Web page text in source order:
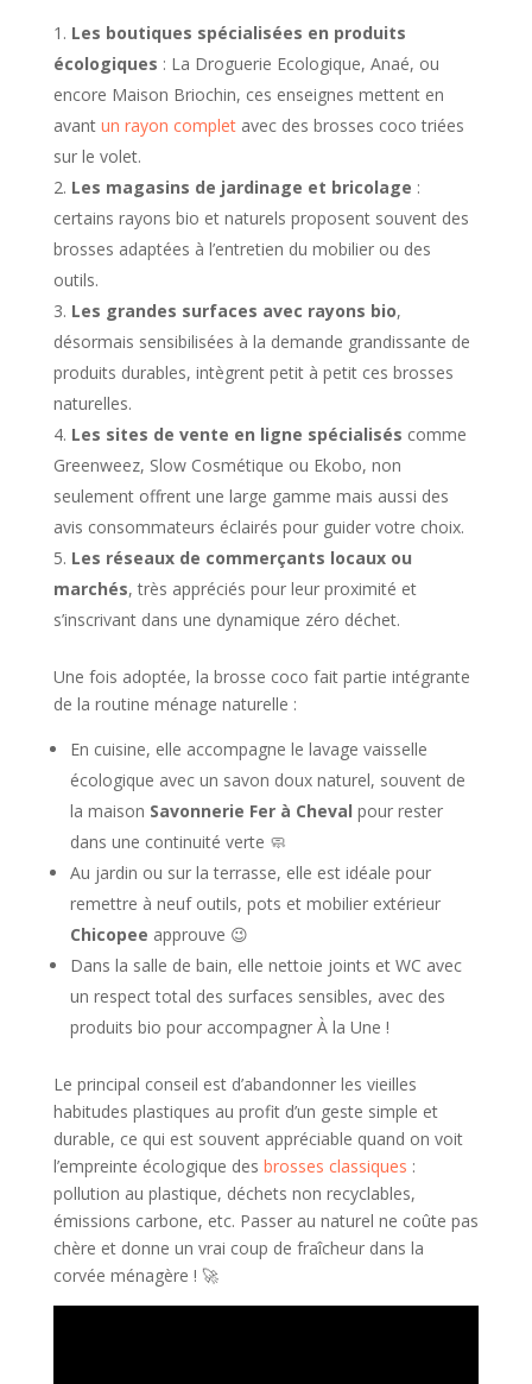
Les boutiques spécialisées en produits
écologiques : La Droguerie Ecologique, Anaé, ou
encore Maison Briochin, ces enseignes mettent en
avant un rayon complet avec des brosses coco triées
sur le volet.
Les magasins de jardinage et bricolage :
certains rayons bio et naturels proposent souvent des
brosses adaptées à l’entretien du mobilier ou des
outils.
Les grandes surfaces avec rayons bio,
désormais sensibilisées à la demande grandissante de
produits durables, intègrent petit à petit ces brosses
naturelles.
Les sites de vente en ligne spécialisés comme
Greenweez, Slow Cosmétique ou Ekobo, non
seulement offrent une large gamme mais aussi des
avis consommateurs éclairés pour guider votre choix.
Les réseaux de commerçants locaux ou
marchés, très appréciés pour leur proximité et
s’inscrivant dans une dynamique zéro déchet.
Une fois adoptée, la brosse coco fait partie intégrante
de la routine ménage naturelle :
En cuisine, elle accompagne le lavage vaisselle
écologique avec un savon doux naturel, souvent de
la maison Savonnerie Fer à Cheval pour rester
dans une continuité verte 🧼
Au jardin ou sur la terrasse, elle est idéale pour
remettre à neuf outils, pots et mobilier extérieur
Chicopee approuve 😉
Dans la salle de bain, elle nettoie joints et WC avec
un respect total des surfaces sensibles, avec des
produits bio pour accompagner À la Une !
Le principal conseil est d’abandonner les vieilles
habitudes plastiques au profit d’un geste simple et
durable, ce qui est souvent appréciable quand on voit
l’empreinte écologique des brosses classiques :
pollution au plastique, déchets non recyclables,
émissions carbone, etc. Passer au naturel ne coûte pas
chère et donne un vrai coup de fraîcheur dans la
corvée ménagère ! 🚀